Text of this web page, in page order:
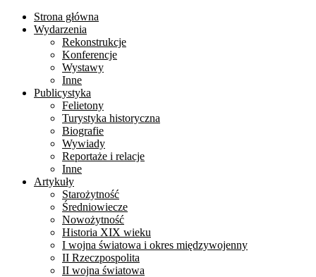
Strona główna
Wydarzenia
Rekonstrukcje
Konferencje
Wystawy
Inne
Publicystyka
Felietony
Turystyka historyczna
Biografie
Wywiady
Reportaże i relacje
Inne
Artykuły
Starożytność
Średniowiecze
Nowożytność
Historia XIX wieku
I wojna światowa i okres międzywojenny
II Rzeczpospolita
II wojna światowa